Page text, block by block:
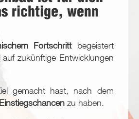
richtige, wenn
Fortschrittbegeistert
zukünftige Entwicklungen
gemacht hast, nach dem
zu haben.